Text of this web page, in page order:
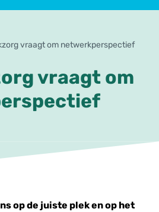
vraagt om netwerkperspectief
vraagt om
op de juiste plek en op het